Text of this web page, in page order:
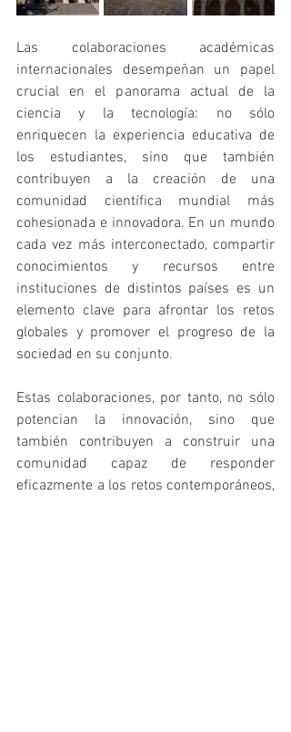
Las colaboraciones académicas
internacionales desempeñan un papel
crucial en el panorama actual de la
ciencia y la tecnología: no sólo
enriquecen la experiencia educativa de
los estudiantes, sino que también
contribuyen a la creación de una
comunidad científica mundial más
cohesionada e innovadora. En un mundo
cada vez más interconectado, compartir
conocimientos y recursos entre
instituciones de distintos países es un
elemento clave para afrontar los retos
globales y promover el progreso de la
sociedad en su conjunto.
Estas colaboraciones, por tanto, no sólo
potencian la innovación, sino que
también contribuyen a construir una
comunidad capaz de responder
eficazmente a los retos contemporáneos,